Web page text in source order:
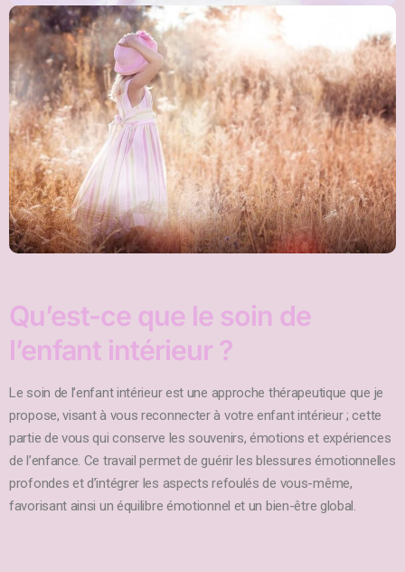
Qu’est-ce que le soin de
l’enfant intérieur ?
Le soin de l’enfant intérieur est une approche thérapeutique que je
propose, visant à vous reconnecter à votre enfant intérieur ; cette
partie de vous qui conserve les souvenirs, émotions et expériences
de l’enfance. Ce travail permet de guérir les blessures émotionnelles
profondes et d’intégrer les aspects refoulés de vous-même,
favorisant ainsi un équilibre émotionnel et un bien-être global.